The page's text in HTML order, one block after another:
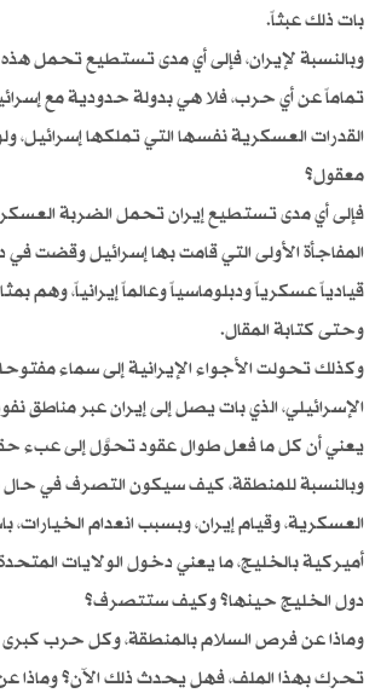
بات ذلك عبثاً.
وبالنسبة لإيران، فإلى أي مدى تستطيع تحمل
تماماً عن أي حرب، فلا هي بدولة حدودية مع
القدرات العسكرية نفسها التي تملكها
معقول؟
فإلى أي مدى تستطيع إيران تحمل الضربة
قيادياً عسكرياً ودبلوماسياً وعالماً إيرانياً، وهم
وحتى كتابة المقال.
وكذلك تحولت الأجواء الإيرانية إلى سماء
الإسرائيلي، الذي بات يصل إلى إيران عبر مناطق
يعني أن كل ما فعل طوال عقود تحوَّل إلى عبء
وبالنسبة للمنطقة، كيف سيكون التصرف في
العسكرية، وقيام إيران، وبسبب انعدام
أميركية بالخليج، ما يعني دخول الولايات
دول الخليج حينها؟ وكيف ستتصرف؟
وماذا عن فرص السلام بالمنطقة، وكل حرب كبرى
تحرك بهذا الملف، فهل يحدث ذلك الآن؟ وماذا